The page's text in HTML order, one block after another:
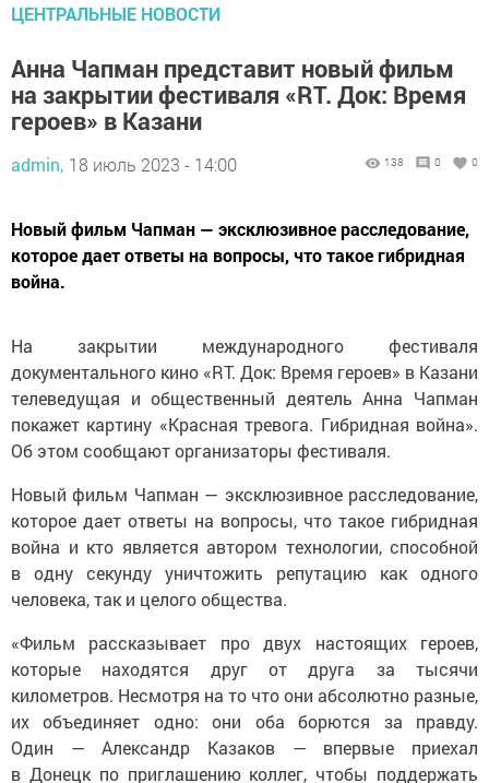
ЦЕНТРАЛЬНЫЕ НОВОСТИ
Анна Чапман представит новый фильм
на закрытии фестиваля «RT. Док: Время
героев» в Казани
admin, 18 июль 2023 - 14:00 138 0 0
Новый фильм Чапман — эксклюзивное расследование,
которое дает ответы на вопросы, что такое гибридная
война.
На закрытии международного фестиваля
документального кино «RT. Док: Время героев» в Казани
телеведущая и общественный деятель Анна Чапман
покажет картину «Красная тревога. Гибридная война».
Об этом сообщают организаторы фестиваля.
Новый фильм Чапман — эксклюзивное расследование,
которое дает ответы на вопросы, что такое гибридная
война и кто является автором технологии, способной
в одну секунду уничтожить репутацию как одного
человека, так и целого общества.
«Фильм рассказывает про двух настоящих героев,
которые находятся друг от друга за тысячи
километров. Несмотря на то что они абсолютно разные,
их объединяет одно: они оба борются за правду.
Один — Александр Казаков — впервые приехал
в Донецк по приглашению коллег, чтобы поддержать